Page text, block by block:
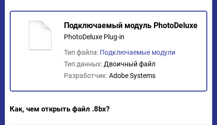
Подключаемый модуль PhotoDeluxe
PhotoDeluxe Plug-in
Тип файла: Подключаемые модули
Тип данных: Двоичный файл
Разработчик:Adobe Systems
Как, чем открыть файл .8bx?